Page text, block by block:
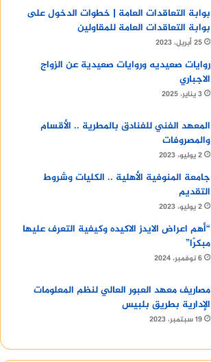
بوابة التعاقدات العامة | خطوات الدخول على
بوابة التعاقدات العامة للمقاولين
25 أبريل، 2023
روايات صعيديه وروايات صعيدية عن الزواج
الاجباري
3 يناير، 2025
المعهد الفني للفنادق بالمطرية .. الأقسام
والمصروفات
2 يوليو، 2023
جامعة المنوفية الأهلية .. الكليات وشروط
التقديم
2 يوليو، 2023
“أهم اعراض الايدز الاكيده وكيفية التعرف عليها
مبكرًا”
6 نوفمبر، 2024
مصاريف معهد العبور العالي لنظم المعلومات
الإدارية بطريق بلبيس
19 سبتمبر، 2023